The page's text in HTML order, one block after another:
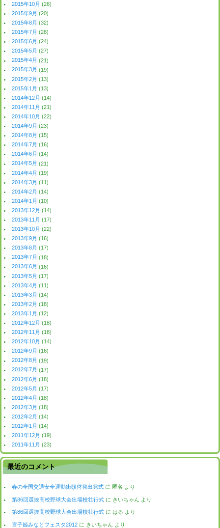
2015年10月 (26)
2015年9月 (20)
2015年8月 (32)
2015年7月 (28)
2015年6月 (24)
2015年5月 (27)
2015年4月 (21)
2015年3月 (19)
2015年2月 (13)
2015年1月 (13)
2014年12月 (14)
2014年11月 (21)
2014年10月 (22)
2014年9月 (23)
2014年8月 (15)
2014年7月 (16)
2014年6月 (14)
2014年5月 (21)
2014年4月 (19)
2014年3月 (11)
2014年2月 (14)
2014年1月 (10)
2013年12月 (14)
2013年11月 (17)
2013年10月 (22)
2013年9月 (16)
2013年8月 (17)
2013年7月 (18)
2013年6月 (16)
2013年5月 (17)
2013年4月 (11)
2013年3月 (14)
2013年2月 (18)
2013年1月 (12)
2012年12月 (18)
2012年11月 (18)
2012年10月 (14)
2012年9月 (16)
2012年8月 (19)
2012年7月 (17)
2012年6月 (18)
2012年5月 (17)
2012年4月 (18)
2012年3月 (18)
2012年2月 (14)
2012年1月 (14)
2011年12月 (19)
2011年11月 (23)
最近のコメント
春の全国交通安全運動街頭啓発出発式 に 匿名 より
第86回選抜高校野球大会出場校壮行式 に きいちゃん より
第86回選抜高校野球大会出場校壮行式 にはる より
宮子姫みなとフェスタ2012 に きいちゃん より